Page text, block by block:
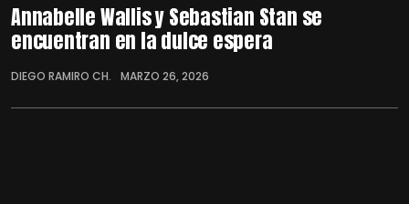
Annabelle Wallis y Sebastian Stan se
encuentran en la dulce espera
DIEGO RAMIRO CH. MARZO 26, 2026